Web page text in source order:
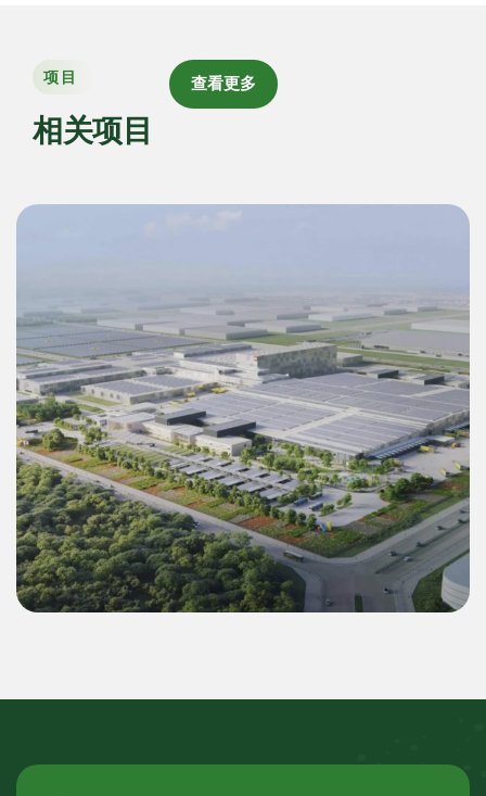
项目
相关项目
查看更多
商业
乐高（LEGO）平阳二期超级工厂 55 MWp 逆
变器 & 22.4 MWh 电池储能系统（BESS）绿
色能源解决方案